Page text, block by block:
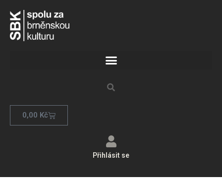
0,00 Kč
Přihlásit se